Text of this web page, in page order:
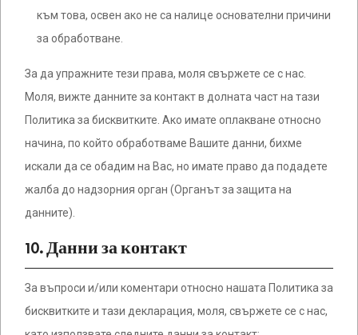
към това, освен ако не са налице основателни причини
за обработване.
За да упражните тези права, моля свържете се с нас.
Моля, вижте данните за контакт в долната част на тази
Политика за бисквитките. Ако имате оплакване относно
начина, по който обработваме Вашите данни, бихме
искали да се обадим на Вас, но имате право да подадете
жалба до надзорния орган (Органът за защита на
данните).
10. Данни за контакт
За въпроси и/или коментари относно нашата Политика за
бисквитките и тази декларация, моля, свържете се с нас,